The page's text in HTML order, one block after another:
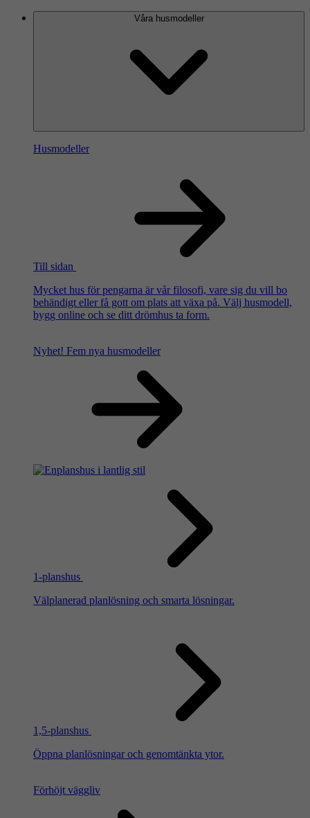
Våra husmodeller
Husmodeller
Till sidan
Mycket hus för pengarna är vår filosofi, vare sig du vill bo
behändigt eller få gott om plats att växa på. Välj husmodell,
bygg online och se ditt drömhus ta form.
Nyhet! Fem nya husmodeller
1-planshus
Välplanerad planlösning och smarta lösningar.
1,5-planshus
Öppna planlösningar och genomtänkta ytor.
Förhöjt väggliv